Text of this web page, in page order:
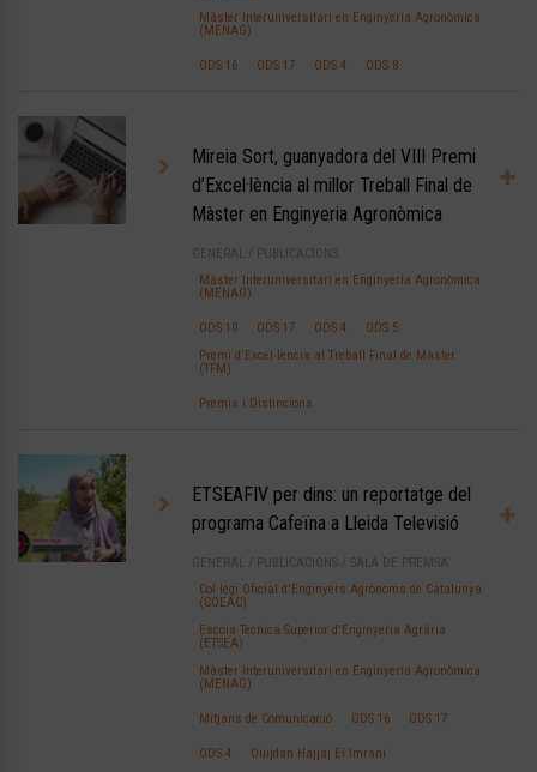
Màster Interuniversitari en Enginyeria Agronòmica
(MENAG)
ODS 16 ODS 17 ODS 4 ODS 8
Mireia Sort, guanyadora del VIII Premi
d’Excel·lència al millor Treball Final de
Màster en Enginyeria Agronòmica
GENERAL
PUBLICACIONS
Màster Interuniversitari en Enginyeria Agronòmica
(MENAG)
ODS 10 ODS 17 ODS 4
ODS 5
Premi d'Excel·lència al Treball Final de Màster
(TFM)
Premis i Distincions
ETSEAFIV per dins: un reportatge del
programa Cafeïna a Lleida Televisió
GENERAL PUBLICACIONS
SALA DE PREMSA
Col·legi Oficial d'Enginyers Agrònoms de Catalunya
(COEAC)
Escola Tècnica Superior d'Enginyeria Agrària
(ETSEA)
Màster Interuniversitari en Enginyeria Agronòmica
(MENAG)
Mitjans de Comunicació ODS 16 ODS 17
ODS 4 Ouijdan Hajjaj El Imrani